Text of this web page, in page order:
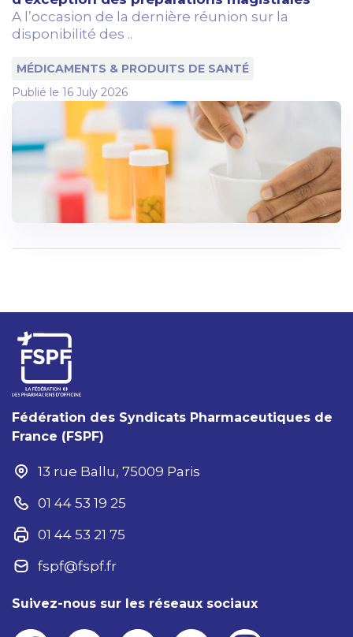
A l’occasion de la dernière réunion sur la
disponibilité des ..
MÉDICAMENTS & PRODUITS DE SANTÉ
Publié le 16 July 2026
Fédération des Syndicats Pharmaceutiques de
France (FSPF)
13 rue Ballu, 75009 Paris
01 44 53 19 25
01 44 53 21 75
fspf@fspf.fr
Suivez-nous sur les réseaux sociaux